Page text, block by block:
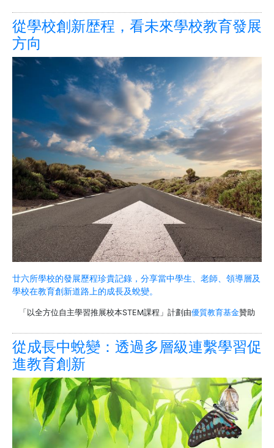
從學校創新歴程，看未來學校教育發展
方向
廿六所學校的發展歷程珍貴記錄，分享當中學生、老師、領導層及
學校在教育創新道路上的成長及蛻變。
「以全方位自主學習推展校本STEM課程」計劃由優質教育基金贊助
從成長中蛻變：透過多層級連繫學習促
進教育創新